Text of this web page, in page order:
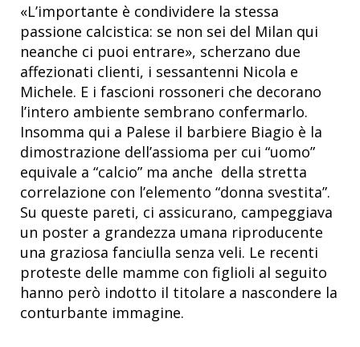
«L’importante è condividere la stessa
passione calcistica: se non sei del Milan qui
neanche ci puoi entrare», scherzano due
affezionati clienti, i sessantenni Nicola e
Michele. E i fascioni rossoneri che decorano
l’intero ambiente sembrano confermarlo.
Insomma qui a Palese il barbiere Biagio è la
dimostrazione dell’assioma per cui “uomo”
equivale a “calcio” ma anche della stretta
correlazione con l’elemento “donna svestita”.
Su queste pareti, ci assicurano, campeggiava
un poster a grandezza umana riproducente
una graziosa fanciulla senza veli. Le recenti
proteste delle mamme con figlioli al seguito
hanno però indotto il titolare a nascondere la
conturbante immagine.